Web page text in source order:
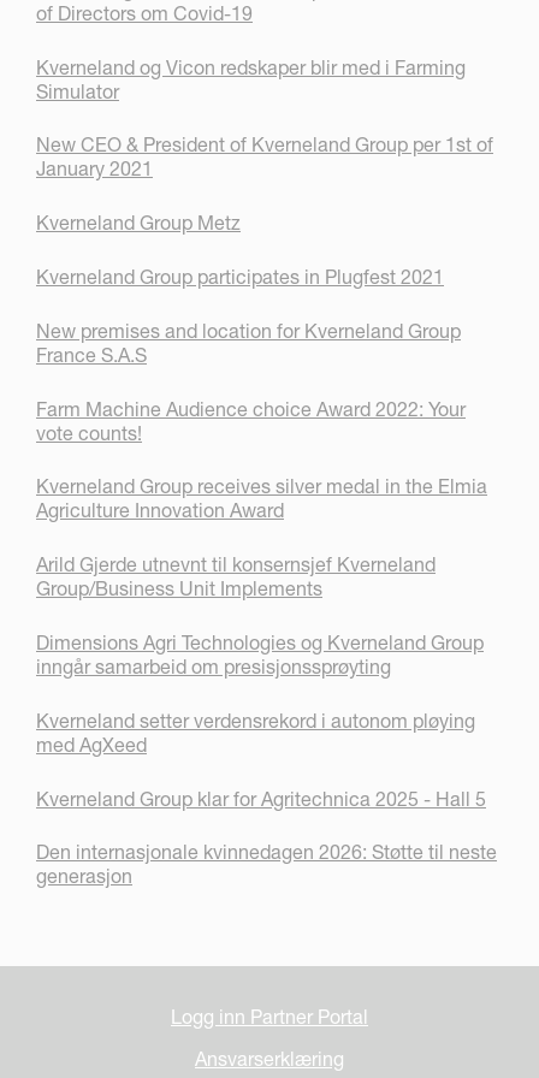
of Directors om Covid-19
Kverneland og Vicon redskaper blir med i Farming
Simulator
New CEO & President of Kverneland Group per 1st of
January 2021
Kverneland Group Metz
Kverneland Group participates in Plugfest 2021
New premises and location for Kverneland Group
France S.A.S
Farm Machine Audience choice Award 2022: Your
vote counts!
Kverneland Group receives silver medal in the Elmia
Agriculture Innovation Award
Arild Gjerde utnevnt til konsernsjef Kverneland
Group/Business Unit Implements
Dimensions Agri Technologies og Kverneland Group
inngår samarbeid om presisjonssprøyting
Kverneland setter verdensrekord i autonom pløying
med AgXeed
Kverneland Group klar for Agritechnica 2025 - Hall 5
Den internasjonale kvinnedagen 2026: Støtte til neste
generasjon
Logg inn Partner Portal
Ansvarserklæring